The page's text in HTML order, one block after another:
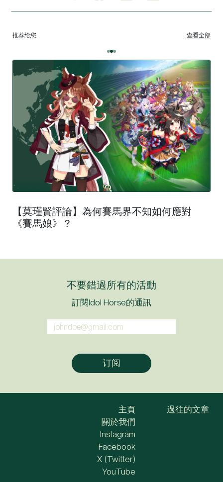
推荐给您 查看全部
【莫瑾賢評論】為何賽馬界不知如何應對
《賽馬娘》？
不要錯過所有的活動
訂閱Idol Horse的通訊
主頁
關於我們
過往的文章
Instagram
Facebook
X (Twitter)
YouTube